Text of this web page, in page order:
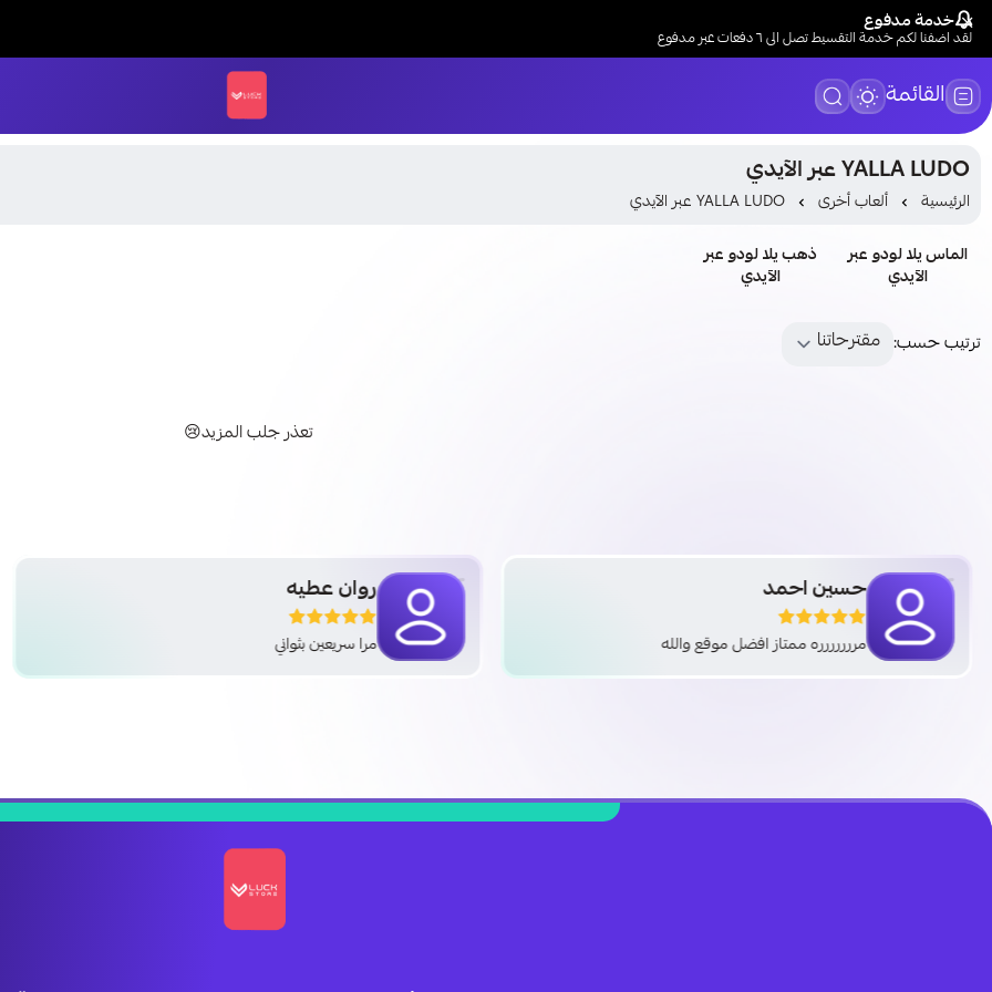
خدمة مدفوع
لقد اضفنا لكم خدمة التقسيط تصل الى ٦ دفعات عبر مدفوع
القائمة LUCK STORE
YALLA LUDO عبر الآيدي
الرئيسية ألعاب أخرى YALLA LUDO عبر الآيدي
الماس يلا لودو عبر
الآيدي
ذهب يلا لودو عبر
الآيدي
ترتيب حسب:
تعذر جلب المزيد😢
حسين احمد
مررررررره ممتاز افضل موقع والله
روان عطيه
مرا سريعين بثواني